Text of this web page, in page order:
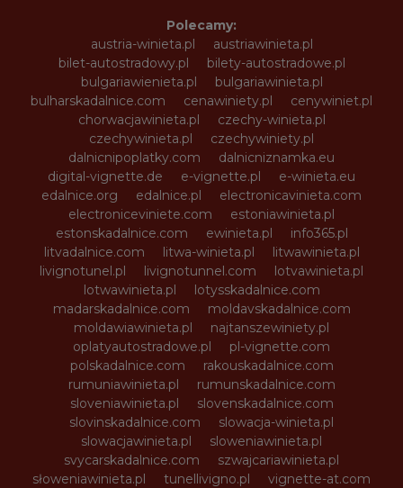
Polecamy:
austria-winieta.pl
austriawinieta.pl
bilet-autostradowy.pl
bilety-autostradowe.pl
bulgariawienieta.pl
bulgariawinieta.pl
bulharskadalnice.com
cenawiniety.pl
cenywiniet.pl
chorwacjawinieta.pl
czechy-winieta.pl
czechywinieta.pl
czechywiniety.pl
dalnicnipoplatky.com
dalnicniznamka.eu
digital-vignette.de
e-vignette.pl
e-winieta.eu
edalnice.org
edalnice.pl
electronicavinieta.com
electroniceviniete.com
estoniawinieta.pl
estonskadalnice.com
ewinieta.pl
info365.pl
litvadalnice.com
litwa-winieta.pl
litwawinieta.pl
livignotunel.pl
livignotunnel.com
lotvawinieta.pl
lotwawinieta.pl
lotysskadalnice.com
madarskadalnice.com
moldavskadalnice.com
moldawiawinieta.pl
najtanszewiniety.pl
oplatyautostradowe.pl
pl-vignette.com
polskadalnice.com
rakouskadalnice.com
rumuniawinieta.pl
rumunskadalnice.com
sloveniawinieta.pl
slovenskadalnice.com
slovinskadalnice.com
slowacja-winieta.pl
slowacjawinieta.pl
sloweniawinieta.pl
svycarskadalnice.com
szwajcariawinieta.pl
słoweniawinieta.pl
tunellivigno.pl
vignette-at.com